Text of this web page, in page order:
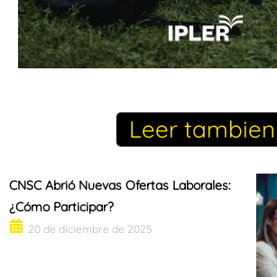
Leer tambien
CNSC Abrió Nuevas Ofertas Laborales:
¿Cómo Participar?
20 de diciembre de 2025